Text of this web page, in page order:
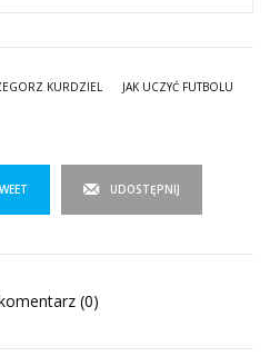
KURDZIEL JAK UCZYĆ FUTBOLU
UDOSTĘPNIJ
(0)